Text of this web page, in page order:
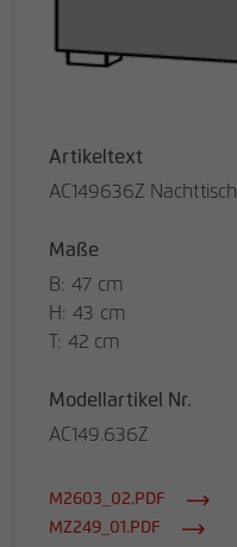
Artikeltext
AC149636Z Nachttisch
Maße
B: 47 cm
H: 43 cm
T: 42 cm
Modellartikel Nr.
AC149.636Z
M2603_02.PDF
MZ249_01.PDF